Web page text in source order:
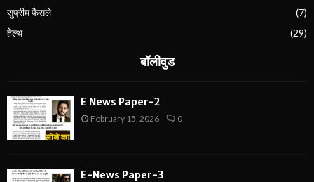
सुप्रीम फैसले
(7)
हेल्थ
(29)
बॉलीवुड
E News Paper-2
February 15, 2026 0
E-News Paper-3